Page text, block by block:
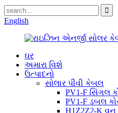
English
ઘર
અમારા વિશે
ઉત્પાદનો
સોલાર પીવી કેબલ
PV1-F સિંગલ
PV1-F ડબલ
H1Z2Z2-K